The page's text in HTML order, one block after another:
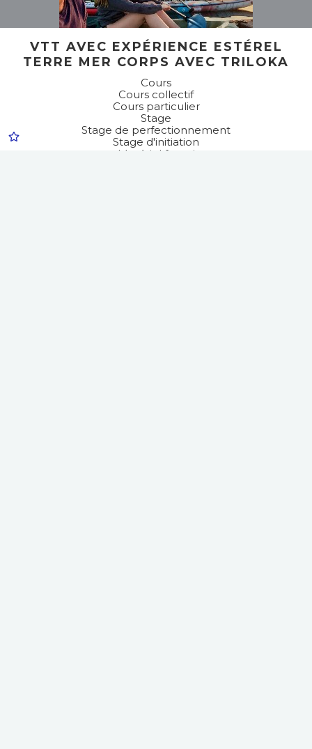
VTT AVEC EXPÉRIENCE ESTÉREL
TERRE MER CORPS AVEC TRILOKA
Cours
Cours collectif
Cours particulier
Stage
Stage de perfectionnement
Stage d'initiation
Matériel fourni